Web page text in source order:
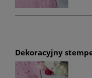
Dekoracyjny